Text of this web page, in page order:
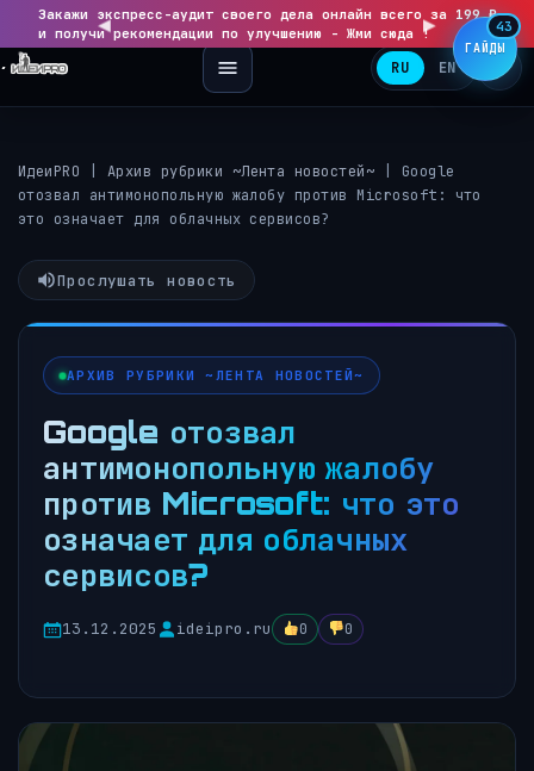
◀
Закажи экспресс-аудит своего дела онлайн всего за 199 ₽
и получи рекомендации по улучшению - Жми сюда !
▶
RU EN
ИдеиPRO Архив рубрики ~Лента новостей~
Google
отозвал антимонопольную жалобу против Microsoft: что
это означает для облачных сервисов?
Прослушать новость
АРХИВ РУБРИКИ ~ЛЕНТА НОВОСТЕЙ~
Google отозвал
антимонопольную жалобу
против Microsoft: что это
означает для облачных
сервисов?
13.12.2025 ideipro.ru 0 0
ГАЙДЫ
43